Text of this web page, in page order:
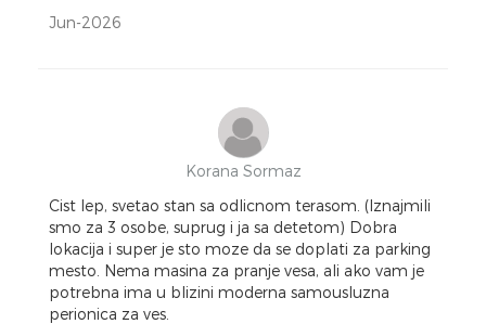
Jun-2026
Korana Sormaz
Cist lep, svetao stan sa odlicnom terasom. (Iznajmili
smo za 3 osobe, suprug i ja sa detetom) Dobra
lokacija i super je sto moze da se doplati za parking
mesto. Nema masina za pranje vesa, ali ako vam je
potrebna ima u blizini moderna samousluzna
perionica za ves.